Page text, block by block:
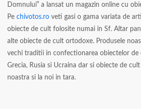
Domnului” a lansat un magazin online cu
Pe chivotos.ro veti gasi o gama variata de
obiecte de cult folosite numai in Sf. Altar
alte obiecte de cult ortodoxe. Produsele
vechi traditii in confectionarea obiectelor
Grecia, Rusia si Ucraina dar si obiecte de
noastra si la noi in tara.